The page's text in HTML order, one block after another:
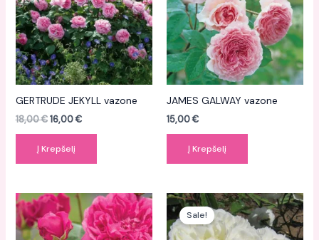
GERTRUDE JEKYLL vazone
18,00€ 16,00€
Į Krepšelį
JAMES GALWAY vazone
15,00€
Į Krepšelį
Sale!
Original
price
was:
19,00 €.
Current
price
is:
18,00 €.